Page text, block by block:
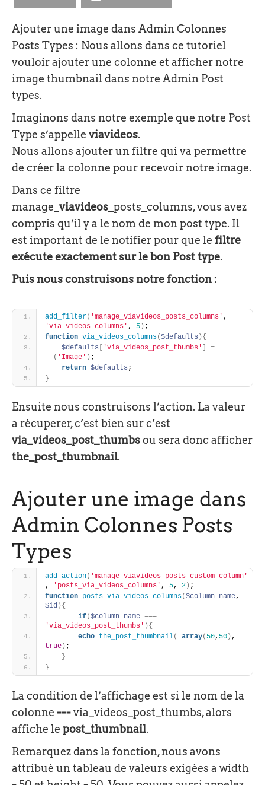
Ajouter une image dans Admin Colonnes
Posts Types : Nous allons dans ce tutoriel
vouloir ajouter une colonne et afficher notre
image thumbnail dans notre Admin Post
types.
Imaginons dans notre exemple que notre Post
Type s’appelle viavideos.
Nous allons ajouter un filtre qui va permettre
de créer la colonne pour recevoir notre image.
Dans ce filtre
manage_ viavideos _posts_columns, vous avez
compris qu’il y a le nom de mon post type. Il
est important de le notifier pour que le filtre
exécute exactement sur le bon Post type.
Puis nous construisons notre fonction :
add_filter( 'manage_viavideos_posts_columns'
'via_videos_columns' , 5) ;
function via_videos_columns($defaults ) {
$defaults [ 'via_videos_post_thumbs' ]
=
( 'Image' ) ;
return $defaults ;
}
Ensuite nous construisons l’action. La valeur
a récuperer, c’est bien sur c’est
via_videos_post_thumbsou sera donc afficher
the_post_thumbnail.
Ajouter une image dans
Admin Colonnes Posts
Types
add_action( 'manage_viavideos_posts_custom_column'
,
'posts_via_videos_columns' , 5, 2) ;
function posts_via_videos_columns($column_name
$id ) {
if($column_name ===
'via_videos_post_thumbs' ) {
echo the_post_thumbnail( array( 50, 50)
true) ;
}
}
La condition de l’affichage est si le nom de la
colonne === via_videos_post_thumbs, alors
affiche le post_thumbnail.
Remarquez dans la fonction, nous avons
attribué un tableau de valeurs exigées a width